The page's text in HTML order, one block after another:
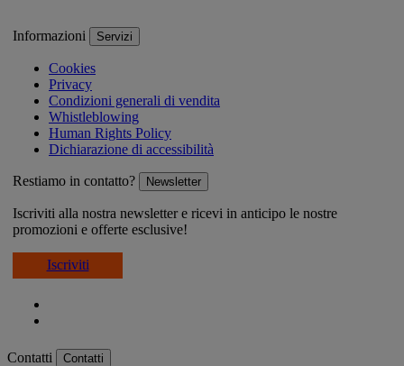
Informazioni Servizi
Cookies
Privacy
Condizioni generali di vendita
Whistleblowing
Human Rights Policy
Dichiarazione di accessibilità
Restiamo in contatto? Newsletter
Iscriviti alla nostra newsletter e ricevi in anticipo le nostre
promozioni e offerte esclusive!
Iscriviti
Contatti Contatti